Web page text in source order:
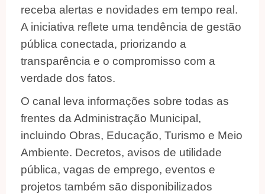
receba alertas e novidades em tempo real.
A iniciativa reflete uma tendência de gestão
pública conectada, priorizando a
transparência e o compromisso com a
verdade dos fatos.
O canal leva informações sobre todas as
frentes da Administração Municipal,
incluindo Obras, Educação, Turismo e Meio
Ambiente. Decretos, avisos de utilidade
pública, vagas de emprego, eventos e
projetos também são disponibilizados